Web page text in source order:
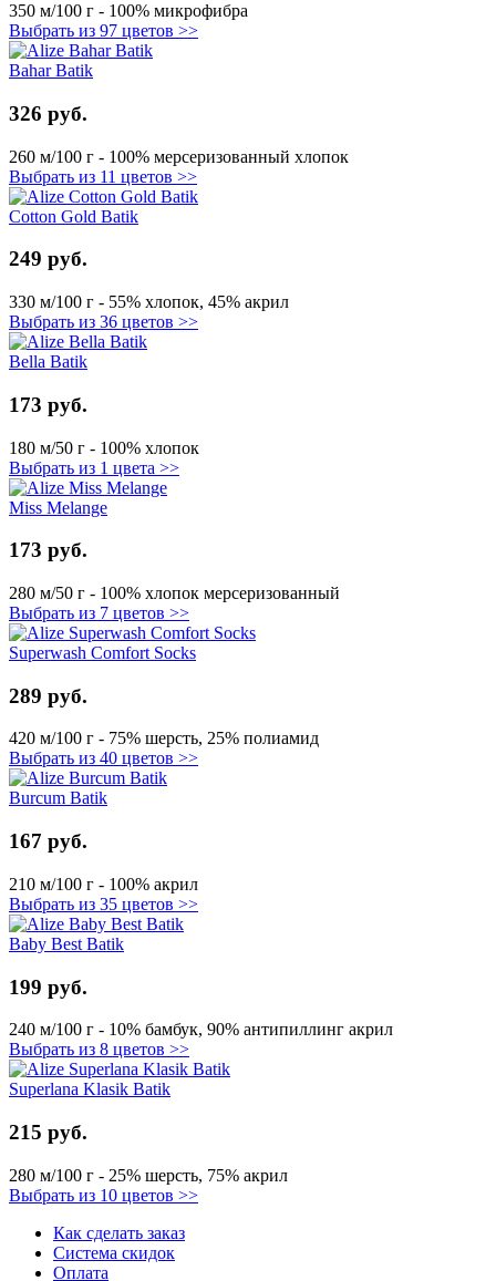
350 м/100 г - 100% микрофибра
Выбрать из 97 цветов >>
Bahar Batik
326 руб.
260 м/100 г - 100% мерсеризованный хлопок
Выбрать из 11 цветов >>
Cotton Gold Batik
249 руб.
330 м/100 г - 55% хлопок, 45% акрил
Выбрать из 36 цветов >>
Bella Batik
173 руб.
180 м/50 г - 100% хлопок
Выбрать из 1 цвета >>
Miss Melange
173 руб.
280 м/50 г - 100% хлопок мерсеризованный
Выбрать из 7 цветов >>
Superwash Comfort Socks
289 руб.
420 м/100 г - 75% шерсть, 25% полиамид
Выбрать из 40 цветов >>
Burcum Batik
167 руб.
210 м/100 г - 100% акрил
Выбрать из 35 цветов >>
Baby Best Batik
199 руб.
240 м/100 г - 10% бамбук, 90% антипиллинг акрил
Выбрать из 8 цветов >>
Superlana Klasik Batik
215 руб.
280 м/100 г - 25% шерсть, 75% акрил
Выбрать из 10 цветов >>
Как сделать заказ
Система скидок
Оплата